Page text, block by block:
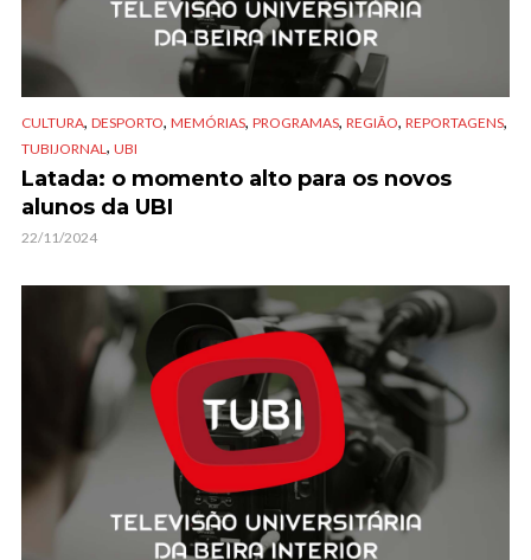
CULTURA, DESPORTO, MEMÓRIAS, PROGRAMAS, REGIÃO, REPORTAGENS,
TUBIJORNAL , UBI
Latada: o momento alto para os novos
alunos da UBI
22/11/2024